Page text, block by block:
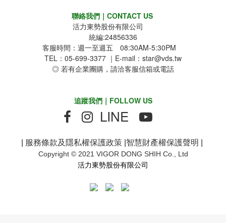
聯絡我們｜CONTACT US
活力東勢股份有限公司
統編:24856336
客服時間：週一至週五 08:30AM-5:30PM
TEL：05-699-3377 ｜E-mail：star@vds.tw
◎ 若有企業團購，請洽客服信箱或電話
追蹤我們｜FOLLOW US
LINE
| 服務條款及隱私權保護政策 |智慧財產權保護聲明 |
Copyright © 2021 VIGOR DONG SHIH Co., Ltd
活力東勢股份有限公司